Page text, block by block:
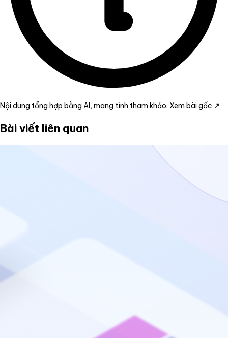
Nội dung tổng hợp bằng AI, mang tính tham khảo. Xem bài gốc ↗
Bài viết liên quan